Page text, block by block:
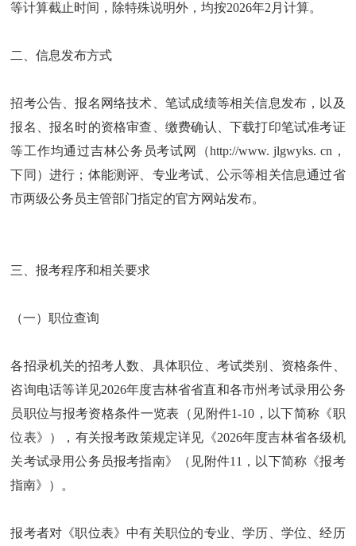
等计算截止时间，除特殊说明外，均按2026年2月计算。
二、信息发布方式
招考公告、报名网络技术、笔试成绩等相关信息发布，以及
报名、报名时的资格审查、缴费确认、下载打印笔试准考证
等工作均通过吉林公务员考试网（http://www. jlgwyks. cn，
下同）进行；体能测评、专业考试、公示等相关信息通过省
市两级公务员主管部门指定的官方网站发布。
三、报考程序和相关要求
（一）职位查询
各招录机关的招考人数、具体职位、考试类别、资格条件、
咨询电话等详见2026年度吉林省省直和各市州考试录用公务
员职位与报考资格条件一览表（见附件1-10，以下简称《职
位表》），有关报考政策规定详见《2026年度吉林省各级机
关考试录用公务员报考指南》（见附件11，以下简称《报考
指南》）。
报考者对《职位表》中有关职位的专业、学历、学位、经历